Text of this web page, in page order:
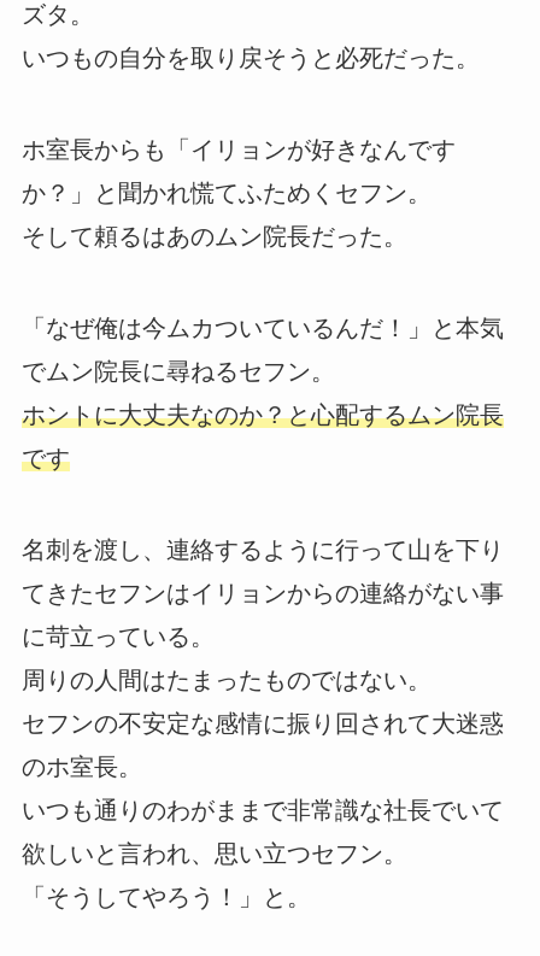
ズタ。
いつもの自分を取り戻そうと必死だった。
ホ室長からも「イリョンが好きなんです
か？」と聞かれ慌てふためくセフン。
そして頼るはあのムン院長だった。
「なぜ俺は今ムカついているんだ！」と本気
でムン院長に尋ねるセフン。
ホントに大丈夫なのか？と心配するムン院長
です
名刺を渡し、連絡するように行って山を下り
てきたセフンはイリョンからの連絡がない事
に苛立っている。
周りの人間はたまったものではない。
セフンの不安定な感情に振り回されて大迷惑
のホ室長。
いつも通りのわがままで非常識な社長でいて
欲しいと言われ、思い立つセフン。
「そうしてやろう！」と。